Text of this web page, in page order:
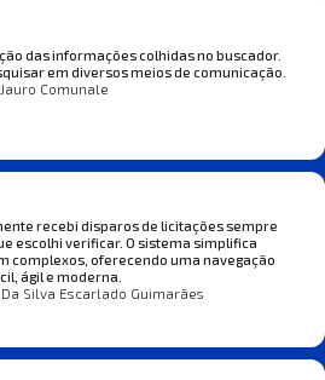
das informações colhidas no buscador.
em diversos meios de comunicação.
Jauro Comunale
recebi disparos de licitações sempre
escolhi verificar. O sistema simplifica
complexos, oferecendo uma navegação
ágil e moderna.
Silva Escarlado Guimarães